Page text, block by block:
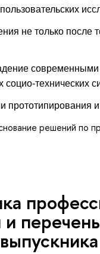
не только после
технических
прототипирования
решений по
и